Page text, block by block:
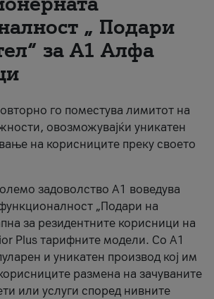
„ Подари
за А1 Алфа
го поместува лимитот на
овозможувајќи уникатен
на корисниците преку своето
задоволство А1 воведува
„Подари на
за резидентните корисници на
Plus тарифните модели. Со A1
и уникатен производ кој им
размена на зачуваните
или услуги според нивните